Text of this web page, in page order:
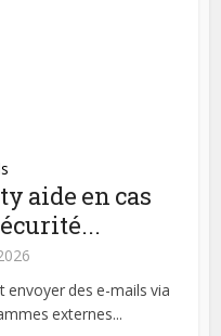
aide en cas
envoyer des e-mails via
externes...